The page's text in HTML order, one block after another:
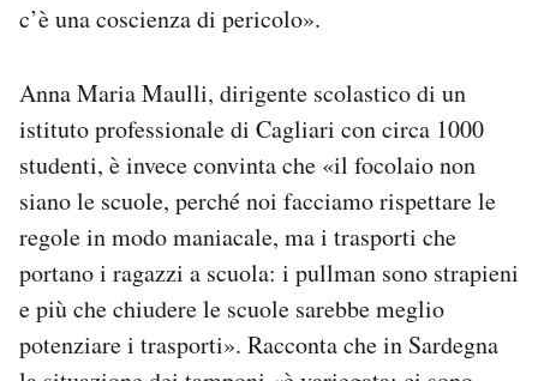
c’è una coscienza di pericolo».
Anna Maria Maulli, dirigente scolastico di un
istituto professionale di Cagliari con circa 1000
studenti, è invece convinta che «il focolaio non
siano le scuole, perché noi facciamo rispettare le
regole in modo maniacale, ma i trasporti che
portano i ragazzi a scuola: i pullman sono strapieni
e più che chiudere le scuole sarebbe meglio
potenziare i trasporti». Racconta che in Sardegna